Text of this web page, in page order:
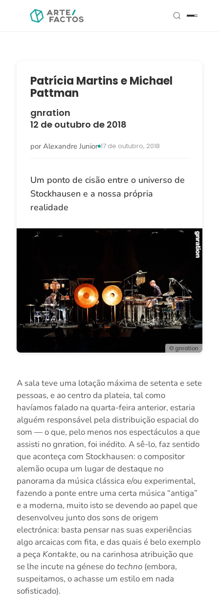
Patrícia Martins e Michael
Pattman
gnration
12 de outubro de 2018
por Alexandre Junior 17 de outubro, 2018
Um ponto de cisão entre o universo de
Stockhausen e a nossa própria
realidade
© gnration
A sala teve uma lotação máxima de setenta e sete
pessoas, e ao centro da plateia, tal como
havíamos falado na quarta-feira anterior, estaria
alguém responsável pela distribuição espacial do
som — o que, pelo menos nos espectáculos a que
assisti no gnration, foi inédito. A sê-lo, faz sentido
que aconteça com Stockhausen: o compositor
alemão ocupa um lugar de destaque no
panorama da música clássica e/ou experimental,
fazendo a ponte entre uma certa música “antiga”
e a moderna, muito isto se devendo ao papel que
desenvolveu junto dos sons de origem
electrónica: basta pensar nas suas experiências
algo arcaicas com fita, e das quais é belo exemplo
a peça Kontakte, ou na carinhosa atribuição que
se lhe incute na génese dotechno(embora,
suspeitamos, o achasse um estilo em nada
sofisticado).